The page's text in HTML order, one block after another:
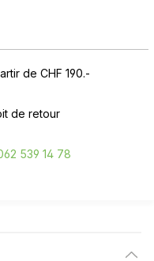
de CHF 190.-
de retour
539 14 78